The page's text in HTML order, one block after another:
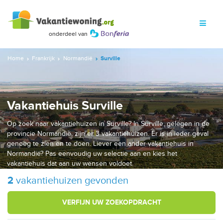
Home Frankrijk Normandië Surville
Vakantiehuis Surville
Op zoek naar vakantiehuizen in Surville? In Surville, gelegen in de
provincie Normandië, zijn er 3 vakantiehuizen. Er is in ieder geval
genoeg te zien en te doen. Liever een ander vakantiehuis in
Normandië? Pas eenvoudig uw selectie aan en kies het
vakantiehuis dat aan uw wensen voldoet.
2 vakantiehuizen gevonden
VERFIJN UW ZOEKOPDRACHT